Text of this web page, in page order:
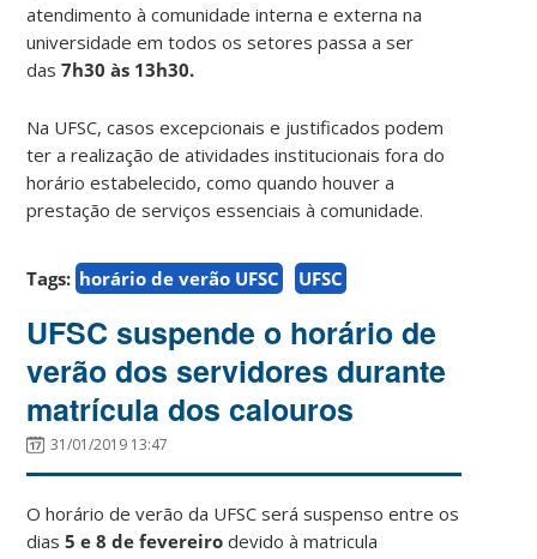
atendimento à comunidade interna e externa na
universidade em todos os setores passa a ser
das7h30 às 13h30.
Na UFSC, casos excepcionais e justificados podem
ter a realização de atividades institucionais fora do
horário estabelecido, como quando houver a
prestação de serviços essenciais à comunidade.
Tags: horário de verão UFSC UFSC
UFSC suspende o horário de
verão dos servidores durante
matrícula dos calouros
31/01/2019 13:47
O horário de verão da UFSC será suspenso entre os
dias5 e 8 de fevereiro devido à matricula